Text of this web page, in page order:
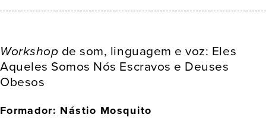
Workshop de som, linguagem e voz: Eles
Aqueles Somos Nós Escravos e Deuses
Obesos
Formador: Nástio Mosquito